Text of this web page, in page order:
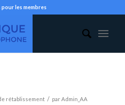
pour les membres
rétablissement / parAdmin_AA